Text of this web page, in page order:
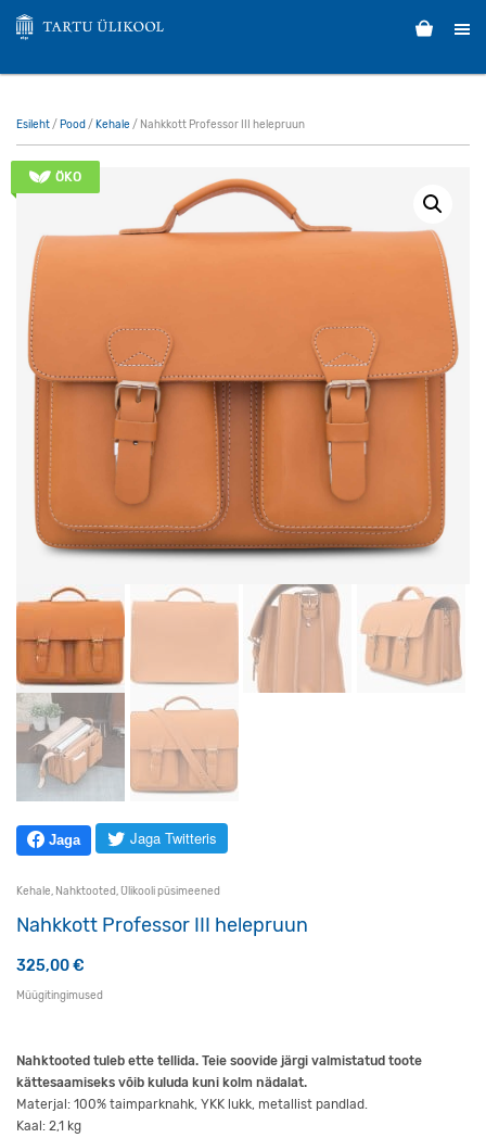
Esileht/ Pood / Kehale / Nahkkott Professor III helepruun
ÖKO
Jaga Jaga Twitteris
Kehale, Nahktooted, Ülikooli püsimeened
Nahkkott Professor III helepruun
325,00€
Müügitingimused
Nahktooted tuleb ette tellida. Teie soovide järgi valmistatud toote
kättesaamiseks võib kuluda kuni kolm nädalat.
Materjal: 100% taimparknahk, YKK lukk, metallist pandlad.
Kaal: 2,1 kg